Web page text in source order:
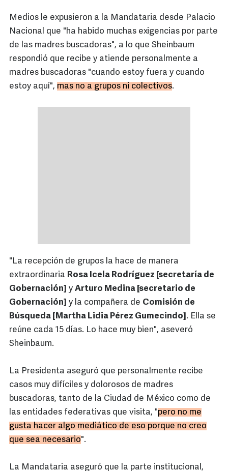
Medios le expusieron a la Mandataria desde Palacio
Nacional que "ha habido muchas exigencias por parte
de las madres buscadoras", a lo que Sheinbaum
respondió que recibe y atiende personalmente a
madres buscadoras "cuando estoy fuera y cuando
estoy aquí", mas no a grupos ni colectivos.
"La recepción de grupos la hace de manera
extraordinaria Rosa Icela Rodríguez [secretaría de
Gobernación] y Arturo Medina [secretario de
Gobernación] y la compañera de Comisión de
Búsqueda [Martha Lidia Pérez Gumecindo] . Ella se
reúne cada 15 días. Lo hace muy bien", aseveró
Sheinbaum.
La Presidenta aseguró que personalmente recibe
casos muy difíciles y dolorosos de madres
buscadoras, tanto de la Ciudad de México como de
las entidades federativas que visita, "pero no me
gusta hacer algo mediático de eso porque no creo
que sea necesario".
La Mandataria aseguró que la parte institucional,